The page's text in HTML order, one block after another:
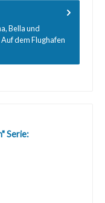
Bella und
dem Flughafen
Serie: